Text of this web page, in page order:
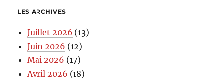
LES ARCHIVES
Juillet 2026 (13)
Juin 2026 (12)
Mai 2026 (17)
Avril 2026 (18)